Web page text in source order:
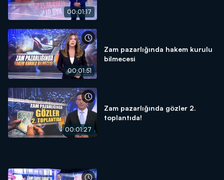
00:01:17
00:01:51
Zam pazarlığında hakem kurulu
bilmecesi
00:01:27
Zam pazarlığında gözler 2.
toplantıda!